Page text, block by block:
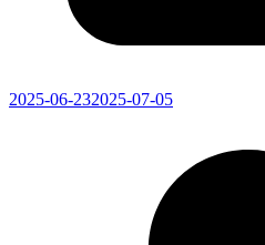
2025-06-232025-07-05